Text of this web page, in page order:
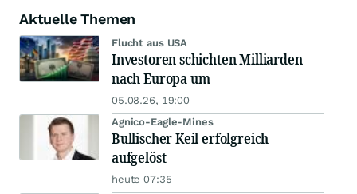
Aktuelle Themen
Flucht aus USA
Investoren schichten Milliarden
nach Europa um
05.08.26, 19:00
Agnico-Eagle-Mines
Bullischer Keil erfolgreich
aufgelöst
heute 07:35